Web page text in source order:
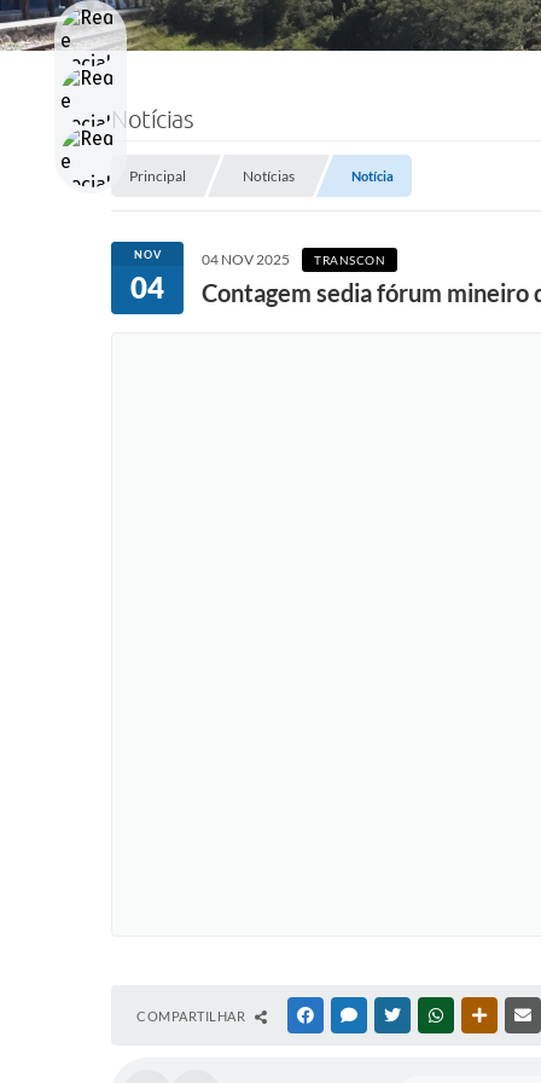
Notícias
Principal Notícias Notícia
NOV
04
04 NOV 2025 TRANSCON
Contagem sedia fórum mineiro
COMPARTILHAR FACEBOOKMESSENGER
TWITTERWHATSAPP